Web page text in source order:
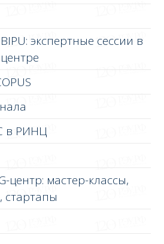
экспертные сессии в
в РИНЦ
центр: мастер-классы,
стартапы